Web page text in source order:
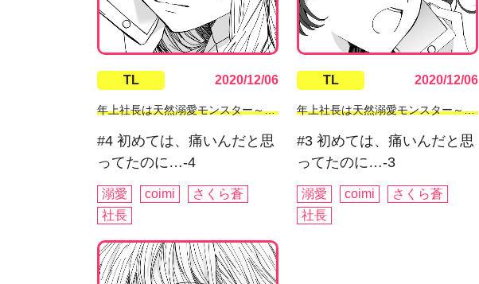
TL 2020/12/06
年上社長は天然溺愛モンスター～交際0日、処女を摘まれた朝にプロポーズ!?～
#4 初めては、痛いんだと思
ってたのに…-4
溺愛 coimi
さくら蒼
社長
TL 2020/12/06
年上社長は天然溺愛モンスター～交際0日、処女を摘まれた朝にプロポーズ!?～
#3 初めては、痛いんだと思
ってたのに…-3
溺愛 coimi
さくら蒼
社長